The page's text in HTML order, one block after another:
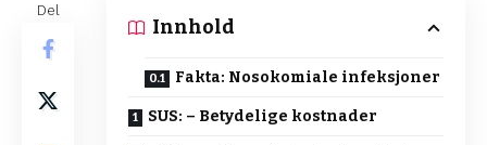
Del
Innhold
Fakta: Nosokomiale infeksjoner
SUS: – Betydelige kostnader